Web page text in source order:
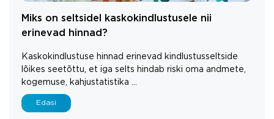
Miks on seltsidel kaskokindlustusele nii
erinevad hinnad?
Kaskokindlustuse hinnad erinevad kindlustusseltside
lõikes seetõttu, et iga selts hindab riski oma andmete,
kogemuse, kahjustatistika ...
Edasi